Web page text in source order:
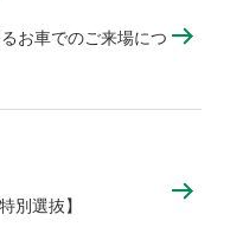
お車でのご来場につ
別選抜】